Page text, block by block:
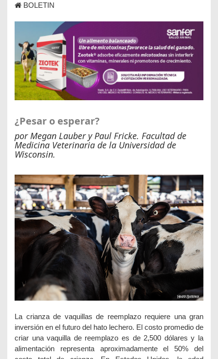
BOLETIN
¿Pesar o esperar?
por Megan Lauber y Paul Fricke. Facultad de
Medicina Veterinaria de la Universidad de
Wisconsin.
La crianza de vaquillas de reemplazo requiere una gran
inversión en el futuro del hato lechero. El costo promedio de
criar una vaquilla de reemplazo es de 2,500 dólares y la
alimentación representa aproximadamente el 50% del